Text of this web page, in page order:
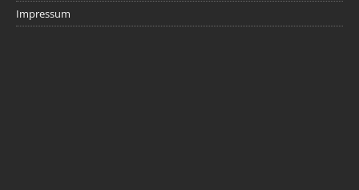
Impressum